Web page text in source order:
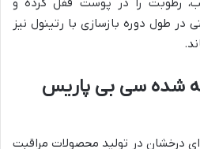
طول دوره بازسازی با رتینول نیز
شده سی بی پاریس
درخشان در تولید محصولات مراقبت